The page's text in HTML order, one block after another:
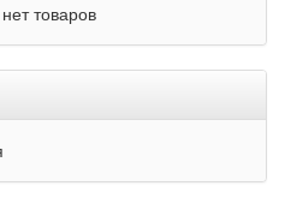
товаров